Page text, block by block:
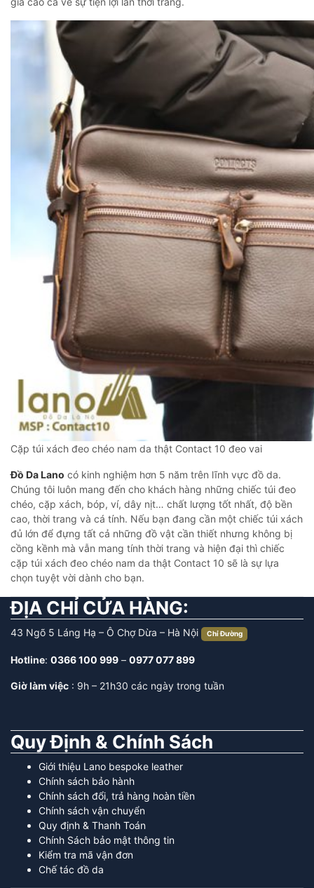
Cặp túi xách đeo chéo nam da thật Contact 10 đeo vai
Đồ Da Lano có kinh nghiệm hơn 5 năm trên lĩnh vực đồ da.
Chúng tôi luôn mang đến cho khách hàng những chiếc túi đeo
chéo, cặp xách, bóp, ví, dây nịt… chất lượng tốt nhất, độ bền
cao, thời trang và cá tính. Nếu bạn đang cần một chiếc túi xách
đủ lớn để đựng tất cả những đồ vật cần thiết nhưng không bị
cồng kềnh mà vẫn mang tính thời trang và hiện đại thì chiếc
cặp túi xách đeo chéo nam da thật Contact 10 sẽ là sự lựa
chọn tuyệt vời dành cho bạn.
ĐỊA CHỈ CỬA HÀNG:
43 Ngõ 5 Láng Hạ – Ô Chợ Dừa – Hà Nội Chỉ Đường
Hotline: 0366 100 999 – 0977 077 899
Giờ làm việc : 9h – 21h30 các ngày trong tuần
Quy Định & Chính Sách
Giới thiệu Lano bespoke leather
Chính sách bảo hành
Chính sách đổi, trả hàng hoàn tiền
Chính sách vận chuyển
Quy định & Thanh Toán
Chính Sách bảo mật thông tin
Kiểm tra mã vận đơn
Chế tác đồ da